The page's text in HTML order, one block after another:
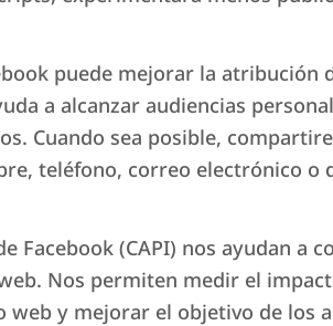
servicios
puede mejorar la atribución
a alcanzar audiencias
Cuando sea posible,
teléfono, correo electrónico o
Facebook (CAPI) nos ayudan a
Nos permiten medir el
web y mejorar el objetivo de los